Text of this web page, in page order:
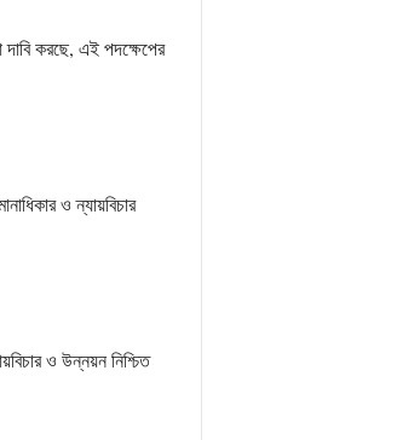
করছে, এই পদক্ষেপের
ও ন্যায়বিচার
ও উন্নয়ন নিশ্চিত